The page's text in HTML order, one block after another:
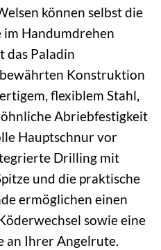
können selbst die
Handumdrehen
das Paladin
Konstruktion
flexiblem Stahl,
Abriebfestigkeit
Hauptschnur vor
Drilling mit
und die praktische
ermöglichen einen
sowie eine
an Ihrer Angelrute.